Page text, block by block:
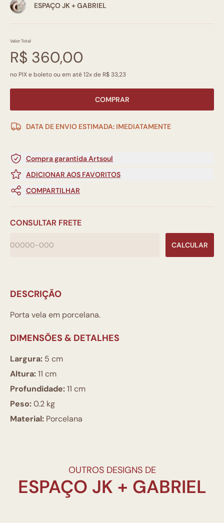
ESPAÇO JK + GABRIEL
Valor Total
R$ 360,00
no PIX e boleto ou em até 12x de R$ 33,23
COMPRAR
DATA DE ENVIO ESTIMADA: IMEDIATAMENTE
Compra garantida Artsoul
ADICIONAR AOS FAVORITOS
COMPARTILHAR
CONSULTAR FRETE
CALCULAR
DESCRIÇÃO
Porta vela em porcelana.
DIMENSÕES & DETALHES
Largura: 5 cm
Altura:11 cm
Profundidade:11 cm
Peso:0.2 kg
Material: Porcelana
OUTROS DESIGNS DE